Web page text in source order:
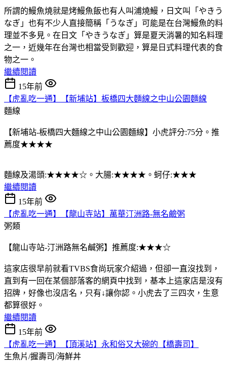
所謂的鰻魚燒就是烤鰻魚飯也有人叫浦燒鰻，日文叫「やきう
なぎ」也有不少人直接簡稱「うなぎ」可能是在台灣鰻魚的料
理並不多見。在日文「やきうなぎ」算是夏天消暑的知名料理
之一，近幾年在台灣也相當受到歡迎，算是日式料理代表的食
物之一。
繼續閱讀
15年前
【虎亂吃一通】【新埔站】板橋四大麵線之中山公園麵線
麵線
【新埔站-板橋四大麵線之中山公園麵線】小虎評分:75分。推
薦度★★★★
麵線及湯頭:★★★★☆。大腸:★★★★。蚵仔:★★★
繼續閱讀
15年前
【虎亂吃一通】【龍山寺站】萬華汀洲路-無名鹼粥
粥類
【龍山寺站-汀洲路無名鹹粥】推薦度:★★★☆
這家店很早前就看TVBS食尚玩家介紹過，但卻一直沒找到，
直到有一回在某個部落客的網頁中找到，基本上這家店是沒有
招牌，好像也沒店名，只有↓讓你認。小虎去了三四次，生意
都算很好。
繼續閱讀
15年前
【虎亂吃一通】【頂溪站】永和俗又大碗的【橋壽司】
生魚片/握壽司/海鮮丼